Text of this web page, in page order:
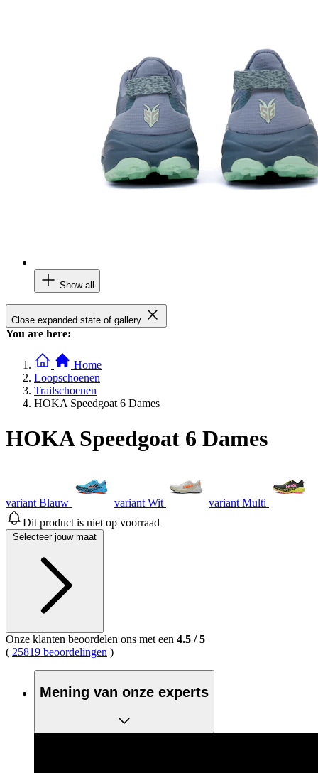
Show all
Close expanded state of gallery
You are here:
Home
Loopschoenen
Trailschoenen
HOKA Speedgoat 6 Dames
HOKA Speedgoat 6 Dames
variant Blauw variant Wit
variant Multi
Dit product is niet op voorraad
Selecteer jouw maat
Onze klanten beoordelen ons met een 4.5 /5
( 25819 beoordelingen )
Mening van onze experts